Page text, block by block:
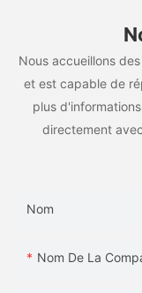
Nous accueillons
et est capable de
plus
directement
Nom
Nom De La